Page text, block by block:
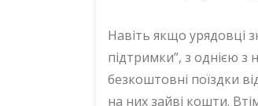
Навіть якщо урядовці
підтримки”, з однією
безкоштовні поїздки
на них зайві кошти.